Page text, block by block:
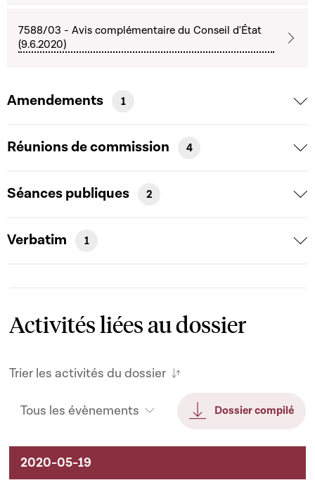
7588/03 - Avis complémentaire du Conseil d'État
(9.6.2020)
Amendements 1
Réunions de commission 4
Séances publiques 2
Verbatim 1
Activités liées au dossier
Trier les activités du dossier
Tous les évènements Dossier compilé
Activités liées au dossier